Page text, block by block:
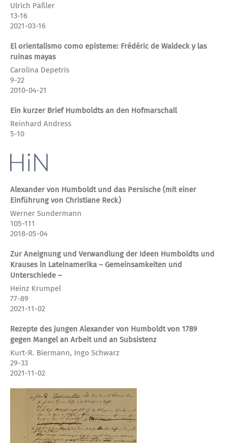
Ulrich Päßler
13-16
2021-03-16
El orientalismo como episteme: Frédéric de Waldeck y las
ruinas mayas
Carolina Depetris
9-22
2010-04-21
Ein kurzer Brief Humboldts an den Hofmarschall
Reinhard Andress
5-10
Alexander von Humboldt und das Persische (mit einer
Einführung von Christiane Reck)
Werner Sundermann
105-111
2018-05-04
Zur Aneignung und Verwandlung der Ideen Humboldts und
Krauses in Lateinamerika – Gemeinsamkeiten und
Unterschiede –
Heinz Krumpel
77-89
2021-11-02
Rezepte des jungen Alexander von Humboldt von 1789
gegen Mangel an Arbeit und an Subsistenz
Kurt-R. Biermann, Ingo Schwarz
29-33
2021-11-02